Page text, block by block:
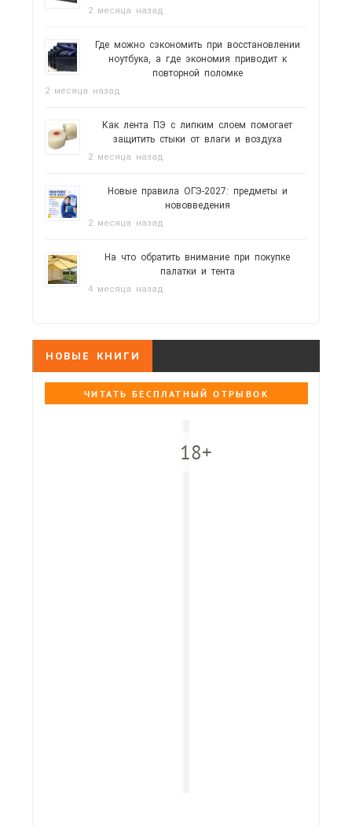
2 месяца назад
Где можно сэкономить при восстановлении
ноутбука, а где экономия приводит к
повторной поломке
2 месяца назад
Как лента ПЭ с липким слоем помогает
защитить стыки от влаги и воздуха
2 месяца назад
Новые правила ОГЭ-2027: предметы и
нововведения
2 месяца назад
На что обратить внимание при покупке
палатки и тента
4 месяца назад
НОВЫЕ КНИГИ